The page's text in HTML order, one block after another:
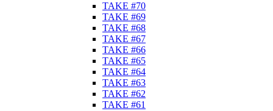
TAKE #70
TAKE #69
TAKE #68
TAKE #67
TAKE #66
TAKE #65
TAKE #64
TAKE #63
TAKE #62
TAKE #61